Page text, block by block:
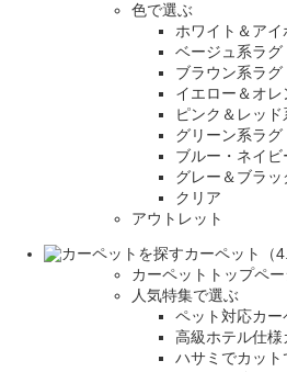
色で選ぶ
ホワイト＆ア
ベージュ系ラグ
ブラウン系ラグ
イエロー＆オ
ピンク＆レッド
グリーン系ラグ
ブルー・ネイ
グレー＆ブラッ
クリア
アウトレット
カーペット（
カーペットトップペー
人気特集で選ぶ
ペット対応カー
高級ホテル仕様
ハサミでカット